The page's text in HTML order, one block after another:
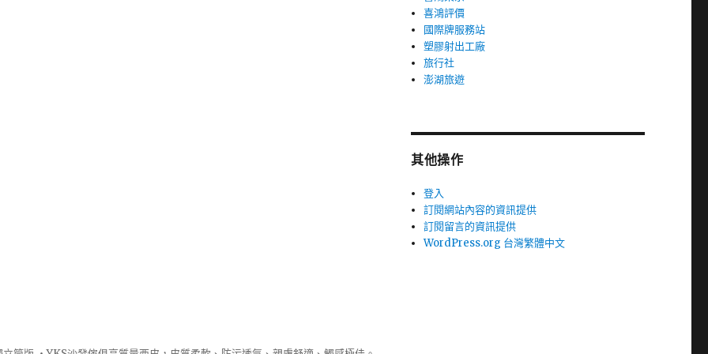
喜鴻評價
國際牌服務站
塑膠射出工廠
旅行社
澎湖旅遊
其他操作
登入
訂閱網站內容的資訊提供
訂閱留言的資訊提供
WordPress.org 台灣繁體中文